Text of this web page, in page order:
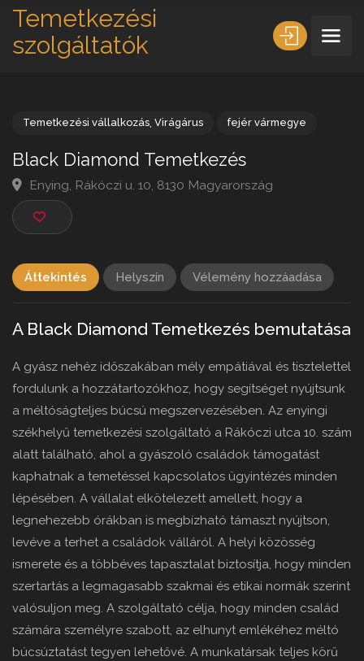
Temetkezési
szolgáltatók
Black Diamond Temetkezés
Enying, Rákóczi u. 10, 8130 Magyarország
Áttekintés Helyszín Vélemény hozzáadása
A Black Diamond Temetkezés bemutatása
A gyász nehéz időszakában mély empátiával és tisztelettel
fordulunk a hozzátartozókhoz, hogy segítséget nyújtsunk
a méltóságteljes búcsú megszervezésében. Az enyingi
székhelyű temetkezési szolgáltató a Rákóczi utca 10. szám
alatt található, ahol a gyászoló családok támogatást
kaphatnak a temetéssel kapcsolatos ügyintézés minden
lépésében. A vállalat elkötelezett amellett, hogy a
legnehezebb órákban is megbízható támaszt nyújtson,
levéve a terhet a családok válláról. A helyi közösség
ismerete és a többéves tapasztalat biztosítja, hogy minden
szertartás a legmagasabb szakmai és etikai normák szerint
valósuljon meg. A szolgáltató célja, hogy minden család
számára személyre szabott, az elhunyt emlékéhez méltó
búcsúztatást tegyen lehetővé. A munkatársak teljes körű